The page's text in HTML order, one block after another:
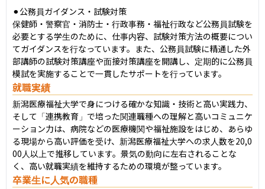
⚫︎公務員ガイダンス・試験対策
保健師・警察官・消防士・行政事務・福祉行政など公務員試験を
必要とする学生のために、仕事内容、試験対策方法の概要につい
てガイダンスを行なっています。また、公務員試験に精通した外
部講師の試験対策講座や面接対策講座を開講し、定期的に公務員
模試を実施することで一貫したサポートを行っています。
就職実績
新潟医療福祉大学で身につける確かな知識・技術と高い実践力、
そして「連携教育」で培った関連職種への理解と高いコミュニケ
ーション力は、病院などの医療機関や福祉施設をはじめ、あらゆ
る現場から高い評価を受け、新潟医療福祉大学への求人数を20,0
00人以上で推移しています。景気の動向に左右されることな
く、高い就職実績を維持するための環境が整っています。
卒業生に人気の職種